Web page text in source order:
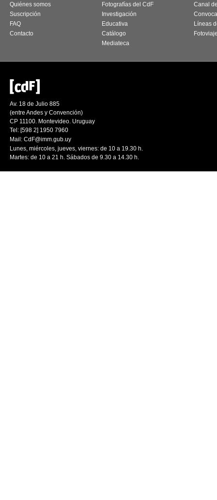
Quiénes somos
Suscripción
FAQ
Contacto
Fotografías del CdF
Investigación
Educativa
Catálogo
Mediateca
Canal
Líneas
Av. 18 de Julio 885
(entre Andes y Convención)
CP 11100. Montevideo. Uruguay
Tel: [598 2] 1950 7960
Mail: CdF@imm.gub.uy
Lunes, miércoles, jueves, viernes: de 10 a 19.30 h.
Martes: de 10 a 21 h. Sábados de 9.30 a 14.30 h.